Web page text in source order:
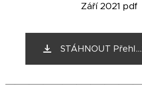
Září 2021 pdf
STÁHNOUT